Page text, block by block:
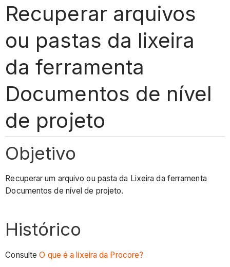
Recuperar arquivos
ou pastas da lixeira
da ferramenta
Documentos de nível
de projeto
Objetivo
Recuperar um arquivo ou pasta da Lixeira da ferramenta
Documentos de nível de projeto.
Histórico
Consulte O que é a lixeira da Procore?